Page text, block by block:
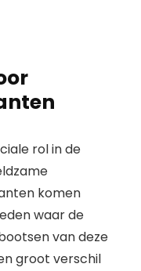
rol in de
komen
waar de
van deze
groot verschil